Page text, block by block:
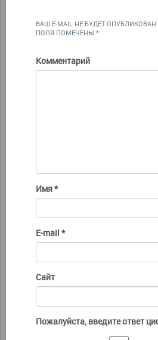
ВАШ E-MAIL НЕ БУДЕТ ОПУБЛИКОВАН.
ПОЛЯ ПОМЕЧЕНЫ *
Комментарий
Имя*
E-mail *
Сайт
Пожалуйста, введите ответ